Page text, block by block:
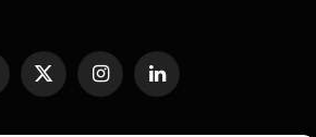
X
(Twitter)
InstagramLinkedIn